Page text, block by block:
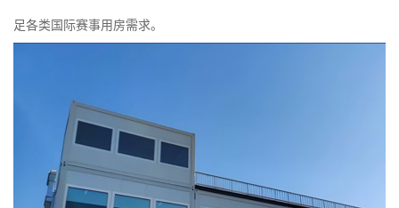
足各类国际赛事用房需求。